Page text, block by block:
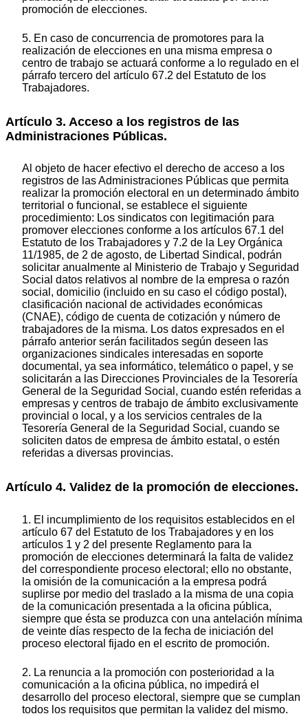
promoción de elecciones.
5. En caso de concurrencia de promotores para la
realización de elecciones en una misma empresa o
centro de trabajo se actuará conforme a lo regulado en el
párrafo tercero del artículo 67.2 del Estatuto de los
Trabajadores.
Artículo 3. Acceso a los registros de las
Administraciones Públicas.
Al objeto de hacer efectivo el derecho de acceso a los
registros de las Administraciones Públicas que permita
realizar la promoción electoral en un determinado ámbito
territorial o funcional, se establece el siguiente
procedimiento: Los sindicatos con legitimación para
promover elecciones conforme a los artículos 67.1 del
Estatuto de los Trabajadores y 7.2 de la Ley Orgánica
11/1985, de 2 de agosto, de Libertad Sindical, podrán
solicitar anualmente al Ministerio de Trabajo y Seguridad
Social datos relativos al nombre de la empresa o razón
social, domicilio (incluido en su caso el código postal),
clasificación nacional de actividades económicas
(CNAE), código de cuenta de cotización y número de
trabajadores de la misma. Los datos expresados en el
párrafo anterior serán facilitados según deseen las
organizaciones sindicales interesadas en soporte
documental, ya sea informático, telemático o papel, y se
solicitarán a las Direcciones Provinciales de la Tesorería
General de la Seguridad Social, cuando estén referidas a
empresas y centros de trabajo de ámbito exclusivamente
provincial o local, y a los servicios centrales de la
Tesorería General de la Seguridad Social, cuando se
soliciten datos de empresa de ámbito estatal, o estén
referidas a diversas provincias.
Artículo 4. Validez de la promoción de elecciones.
1. El incumplimiento de los requisitos establecidos en el
artículo 67 del Estatuto de los Trabajadores y en los
artículos 1 y 2 del presente Reglamento para la
promoción de elecciones determinará la falta de validez
del correspondiente proceso electoral; ello no obstante,
la omisión de la comunicación a la empresa podrá
suplirse por medio del traslado a la misma de una copia
de la comunicación presentada a la oficina pública,
siempre que ésta se produzca con una antelación mínima
de veinte días respecto de la fecha de iniciación del
proceso electoral fijado en el escrito de promoción.
2. La renuncia a la promoción con posterioridad a la
comunicación a la oficina pública, no impedirá el
desarrollo del proceso electoral, siempre que se cumplan
todos los requisitos que permitan la validez del mismo.